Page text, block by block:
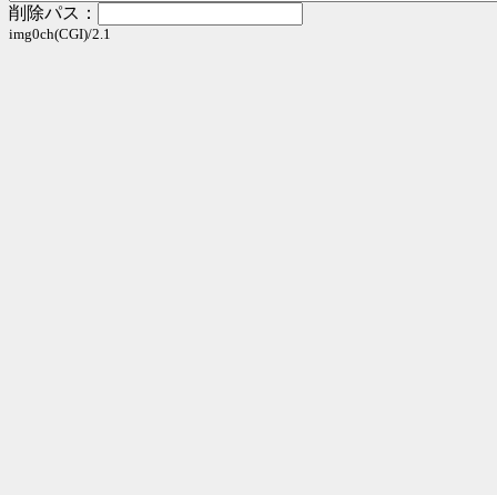
削除パス：
img0ch(CGI)/2.1